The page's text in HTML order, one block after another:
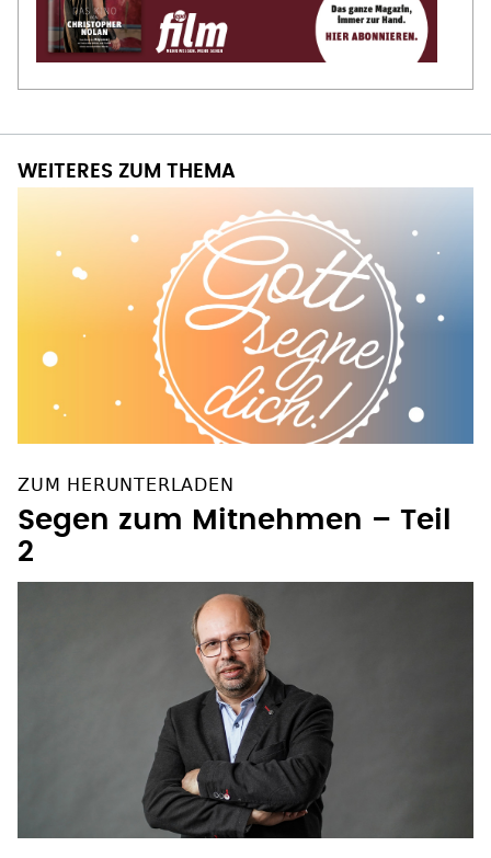
WEITERES ZUM THEMA
ZUM HERUNTERLADEN
Segen zum Mitnehmen – Teil
2